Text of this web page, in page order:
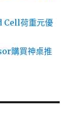
Cell荷重元優
購買神桌推